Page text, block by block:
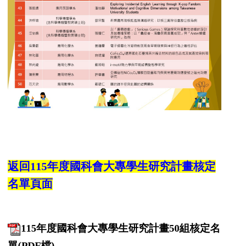
返回115年度國科會大專學生研究計畫核定
名單頁面
115年度國科會大專學生研究計畫50組核定名